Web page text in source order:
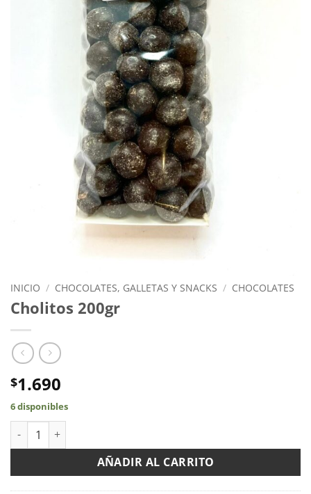
INICIO / CHOCOLATES, GALLETAS Y SNACKS / CHOCOLATES
Cholitos 200gr
$1.690
6 disponibles
Cholitos 200gr cantidad
AÑADIR AL CARRITO